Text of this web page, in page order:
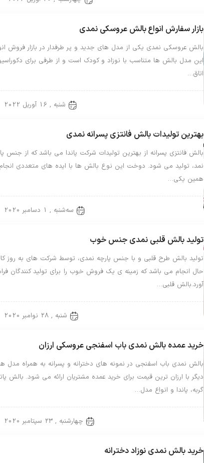
بازار سفارش انواع بالش عروسکی نمدی
بالش عروسکی نمدی یکی از مدل های جدید و پر طرفدار در بازار فروش
این مدل بالش ها متناسب با نوزاد و کودک است و از طرفی برای
اتاق…
شنبه , 16 آوریل 2022
بهترین تولیدات بالش فانتزی پسرانه نمدی
بالش فانتزی پسرانه از بهترین تولیدات شرکت پاندا می باشد که از جنس
نمد، تولید می شود. دوخت این نوع بالش ها با ایده های متعددی
همین یکی…
سه‌شنبه , 1 دسامبر 2020
تولید بالش قلبی نمدی جنس خوب
تولید بالش طرح قلبی و با جنس پارچه نمدی، توسط شرکت های به روز
حال انجام می باشد که زمینه ی یک فروش خوب را برای تولید کنندگان
آورد.بالش قلبی…
شنبه , 28 نوامبر 2020
خرید عمده بالش نمدی باب اسفنجی عروسکی ارزان
بالش نمدی باب اسفنجی در نمونه های دخترانه و پسرانه به همراه مدل
دیگر با ارزان ترین قیمت برای خرید عمده مشتریان ارائه می شود. بالش
گربه، پاندا و انواع مدل…
چهارشنبه , 23 سپتامبر 2020
خرید بالش نمدی نوزاد دخترانه